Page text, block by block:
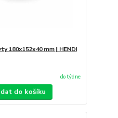
180x152x40 mm | HENDI
do týdne
do košíku